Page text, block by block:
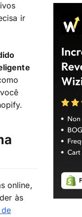
ir
online,
às
de